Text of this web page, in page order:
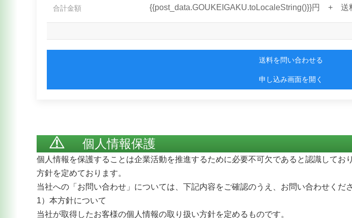
合計金額 {{post_data.GOUKEIGAKU.toLocaleString()}}円 + 送
送料を問い合わせる
申し込み画面を開く
個人情報保護
個人情報を保護することは企業活動を推進するために必要不可欠であると認識してお
方針を定めております。
当社への「お問い合わせ」については、下記内容をご確認のうえ、お問い合わせくださ
1）本方針について
当社が取得したお客様の個人情報の取り扱い方針を定めるものです。